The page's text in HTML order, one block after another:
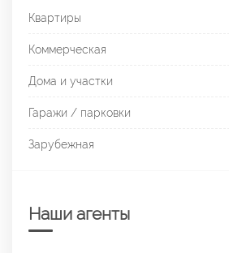
Квартиры
Коммерческая
Дома и участки
Гаражи / парковки
Зарубежная
Наши агенты